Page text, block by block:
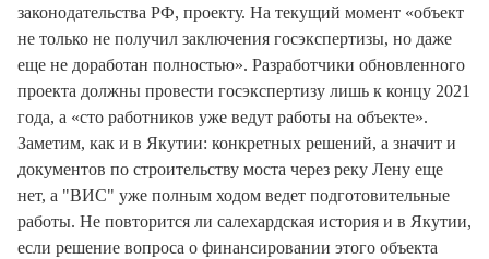
законодательства РФ, проекту. На текущий момент «объект
не только не получил заключения госэкспертизы, но даже
еще не доработан полностью». Разработчики обновленного
проекта должны провести госэкспертизу лишь к концу 2021
года, а «сто работников уже ведут работы на объекте».
Заметим, как и в Якутии: конкретных решений, а значит и
документов по строительству моста через реку Лену еще
нет, а "ВИС" уже полным ходом ведет подготовительные
работы. Не повторится ли салехардская история и в Якутии,
если решение вопроса о финансировании этого объекта